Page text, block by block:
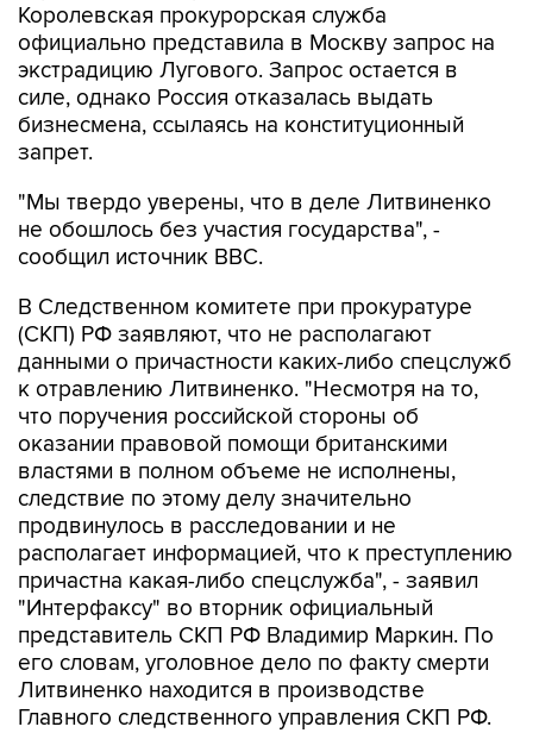
Королевская прокурорская служба
официально представила в Москву запрос на
экстрадицию Лугового. Запрос остается в
силе, однако Россия отказалась выдать
бизнесмена, ссылаясь на конституционный
запрет.
"Мы твердо уверены, что в деле Литвиненко
не обошлось без участия государства", -
сообщил источник ВВС.
В Следственном комитете при прокуратуре
(СКП) РФ заявляют, что не располагают
данными о причастности каких-либо спецслужб
к отравлению Литвиненко. "Несмотря на то,
что поручения российской стороны об
оказании правовой помощи британскими
властями в полном объеме не исполнены,
следствие по этому делу значительно
продвинулось в расследовании и не
располагает информацией, что к преступлению
причастна какая-либо спецслужба", - заявил
"Интерфаксу" во вторник официальный
представитель СКП РФ Владимир Маркин. По
его словам, уголовное дело по факту смерти
Литвиненко находится в производстве
Главного следственного управления СКП РФ.